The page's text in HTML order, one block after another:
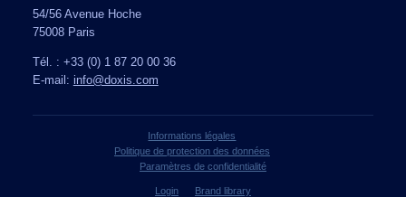
54/56 Avenue Hoche
75008 Paris
Tél. : +33 (0) 1 87 20 00 36
E-mail: info@doxis.com
Informations légales
Politique de protection des données
Paramètres de confidentialité
Login Brand library